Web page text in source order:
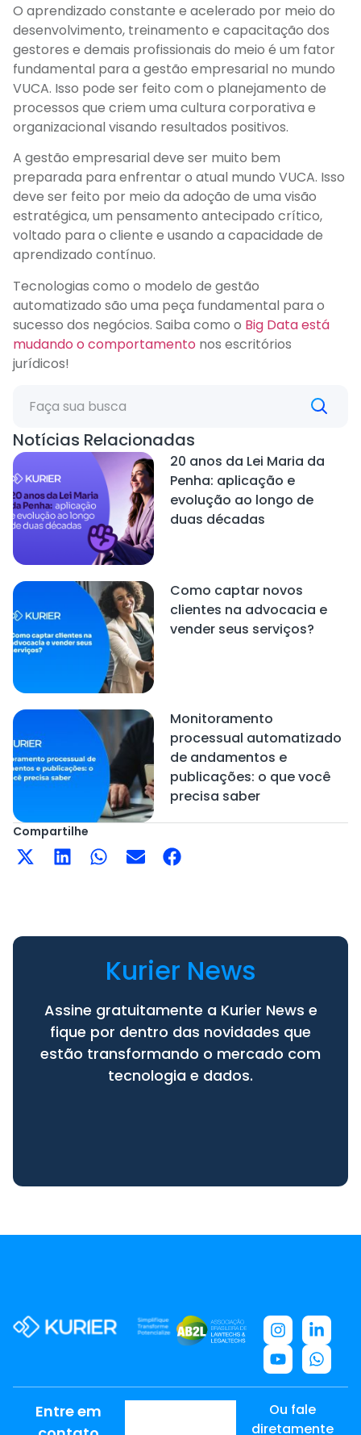
O aprendizado constante e acelerado por meio do
desenvolvimento, treinamento e capacitação dos
gestores e demais profissionais do meio é um fator
fundamental para a gestão empresarial no mundo
VUCA. Isso pode ser feito com o planejamento de
processos que criem uma cultura corporativa e
organizacional visando resultados positivos.
A gestão empresarial deve ser muito bem
preparada para enfrentar o atual mundo VUCA. Isso
deve ser feito por meio da adoção de uma visão
estratégica, um pensamento antecipado crítico,
voltado para o cliente e usando a capacidade de
aprendizado contínuo.
Tecnologias como o modelo de gestão
automatizado são uma peça fundamental para o
sucesso dos negócios. Saiba como o Big Data está
mudando o comportamento nos escritórios
jurídicos!
Notícias Relacionadas
20 anos da Lei Maria da
Penha: aplicação e
evolução ao longo de
duas décadas
Como captar novos
clientes na advocacia e
vender seus serviços?
Monitoramento
processual automatizado
de andamentos e
publicações: o que você
precisa saber
Compartilhe
Kurier News
Assine gratuitamente a Kurier News e
fique por dentro das novidades que
estão transformando o mercado com
tecnologia e dados.
Entre em
Ou fale
diretamente